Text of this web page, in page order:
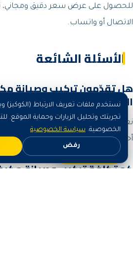
للحصول على عرض سعر دقيق ومجاني،
الاتصال أو واتساب.
الأسئلة الشائعة
هل تقدّمون تركيب وصيانة
الرياض؟
نعم، نوفّر خدمة تركيب وصيانة مكيفات
أحيائها بفريق مدرّب ومعدّات حديثة
كم تكلفة تركيب وصيانة
اطلب الآن
نستخدم ملفات تعريف الارتباط (الكوكيز)
تجربتك وتحليل الزيارات وحماية الموقع.
الخصوصية. سياسة الخصوصية
رفض